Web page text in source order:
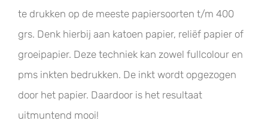
te drukken op de meeste papiersoorten t/m 400
grs. Denk hierbij aan katoen papier, reliëf papier of
groeipapier. Deze techniek kan zowel fullcolour en
pms inkten bedrukken. De inkt wordt opgezogen
door het papier. Daardoor is het resultaat
uitmuntend mooi!